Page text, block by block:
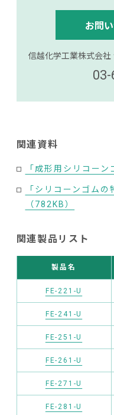
お問
信越化学工業株式会
関連資料
「成形用シリコー
「シリコーンゴムの
（782KB）
関連製品リスト
製品名
FE-221-U
FE-241-U
FE-251-U
FE-261-U
FE-271-U
FE-281-U